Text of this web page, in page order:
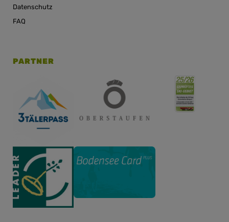
Datenschutz
FAQ
PARTNER